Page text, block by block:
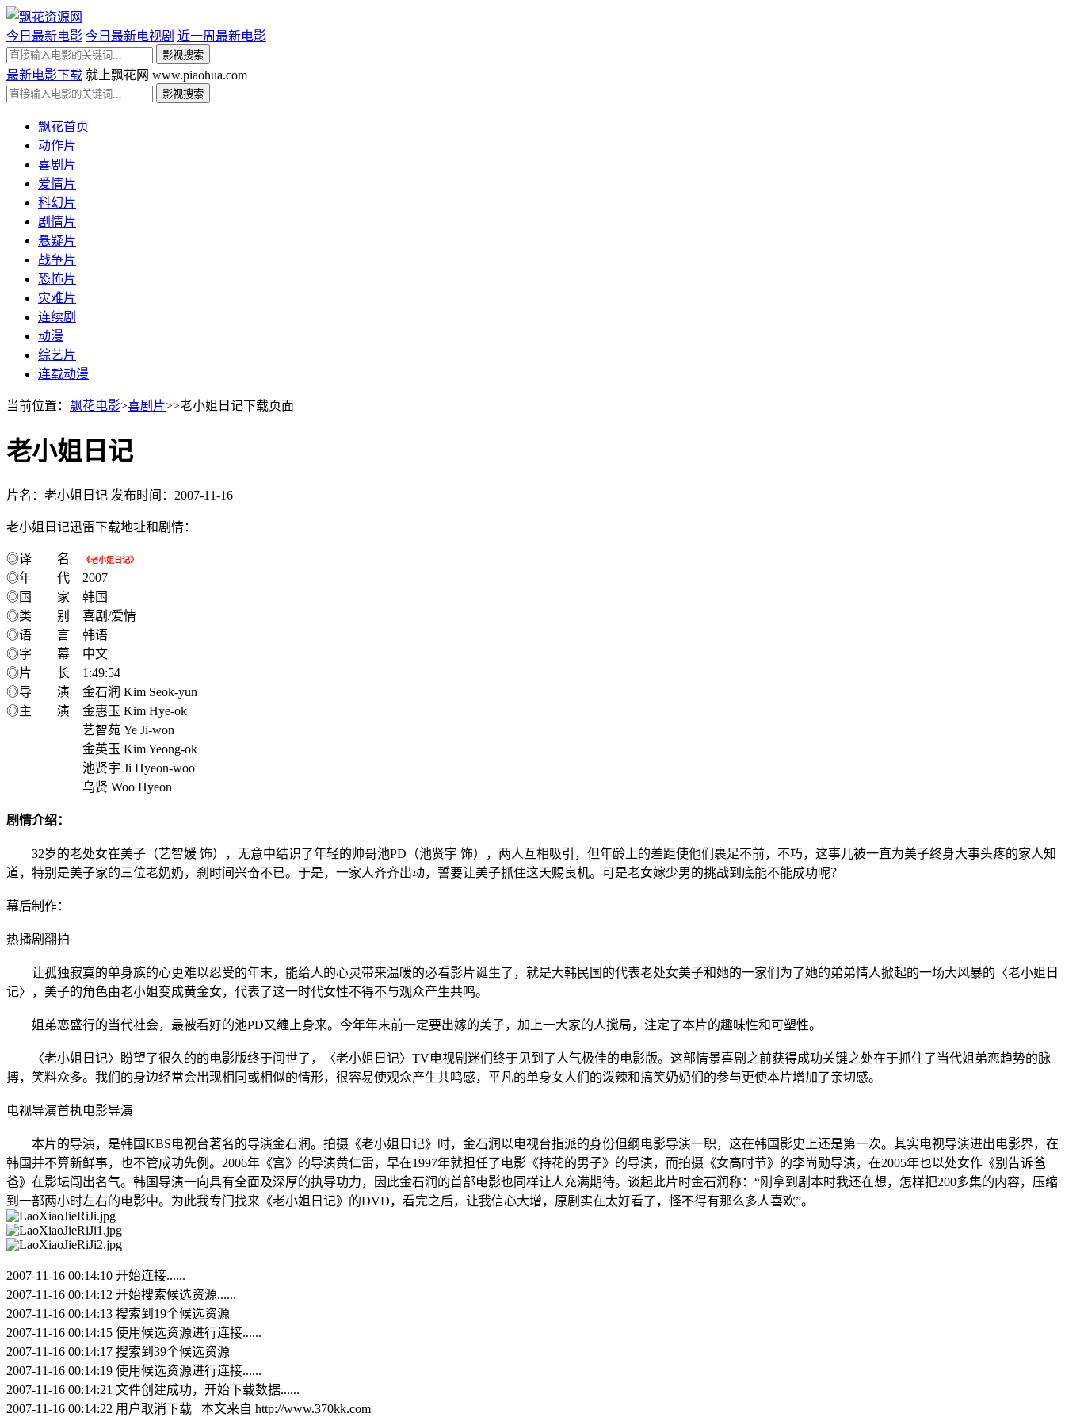
今日最新电影 今日最新电视剧 近一周最新电影
最新电影下载 就上飘花网 www.piaohua.com
飘花首页
动作片
喜剧片
爱情片
科幻片
剧情片
悬疑片
战争片
恐怖片
灾难片
连续剧
动漫
综艺片
连载动漫
当前位置： 飘花电影>喜剧片>>老小姐日记下载页面
老小姐日记
片名：老小姐日记 发布时间：2007-11-16
老小姐日记迅雷下载地址和剧情：
◎译 名 《老小姐日记》
◎年 代 2007
◎国 家 韩国
◎类 别 喜剧/爱情
◎语 言 韩语
◎字 幕 中文
◎片 长 1:49:54
◎导 演 金石润 Kim Seok-yun
◎主 演 金惠玉 Kim Hye-ok
艺智苑 Ye Ji-won
金英玉 Kim Yeong-ok
池贤宇 Ji Hyeon-woo
乌贤 Woo Hyeon
剧情介绍：
32岁的老处女崔美子（艺智媛 饰），无意中结识了年轻的帅哥池PD（池贤宇 饰），两人互相吸引，但年龄上的差距使他们裹足不前，不巧，这事儿被一直为美子终身大事头疼的家人知
道，特别是美子家的三位老奶奶，刹时间兴奋不已。于是，一家人齐齐出动，誓要让美子抓住这天赐良机。可是老女嫁少男的挑战到底能不能成功呢？
幕后制作：
热播剧翻拍
让孤独寂寞的单身族的心更难以忍受的年末，能给人的心灵带来温暖的必看影片诞生了，就是大韩民国的代表老处女美子和她的一家们为了她的弟弟情人掀起的一场大风暴的〈老小姐日
记〉，美子的角色由老小姐变成黄金女，代表了这一时代女性不得不与观众产生共鸣。
姐弟恋盛行的当代社会，最被看好的池PD又缠上身来。今年年末前一定要出嫁的美子，加上一大家的人搅局，注定了本片的趣味性和可塑性。
〈老小姐日记〉盼望了很久的的电影版终于问世了，〈老小姐日记〉TV电视剧迷们终于见到了人气极佳的电影版。这部情景喜剧之前获得成功关键之处在于抓住了当代姐弟恋趋势的脉
搏，笑料众多。我们的身边经常会出现相同或相似的情形，很容易使观众产生共鸣感，平凡的单身女人们的泼辣和搞笑奶奶们的参与更使本片增加了亲切感。
电视导演首执电影导演
本片的导演，是韩国KBS电视台著名的导演金石润。拍摄《老小姐日记》时，金石润以电视台指派的身份但纲电影导演一职，这在韩国影史上还是第一次。其实电视导演进出电影界，在
韩国并不算新鲜事，也不管成功先例。2006年《宫》的导演黄仁雷，早在1997年就担任了电影《持花的男子》的导演，而拍摄《女高时节》的李尚勋导演，在2005年也以处女作《别告诉爸
爸》在影坛闯出名气。韩国导演一向具有全面及深厚的执导功力，因此金石润的首部电影也同样让人充满期待。谈起此片时金石润称：“刚拿到剧本时我还在想，怎样把200多集的内容，压缩
到一部两小时左右的电影中。为此我专门找来《老小姐日记》的DVD，看完之后，让我信心大增，原剧实在太好看了，怪不得有那么多人喜欢”。
2007-11-16 00:14:10 开始连接......
2007-11-16 00:14:12 开始搜索候选资源......
2007-11-16 00:14:13 搜索到19个候选资源
2007-11-16 00:14:15 使用候选资源进行连接......
2007-11-16 00:14:17 搜索到39个候选资源
2007-11-16 00:14:19 使用候选资源进行连接......
2007-11-16 00:14:21 文件创建成功，开始下载数据......
2007-11-16 00:14:22 用户取消下载 本文来自 http://www.370kk.com